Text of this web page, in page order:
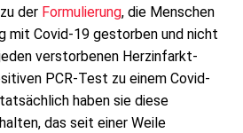
der Formulierung, die Menschen
mit Covid-19 gestorben und nicht
verstorbenen Herzinfarkt-
PCR-Test zu einem Covid-
haben sie diese
das seit einer Weile